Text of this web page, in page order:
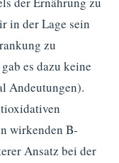
in der Lage sein
zu
es dazu keine
Andeutungen).
wirkenden B-
Ansatz bei der